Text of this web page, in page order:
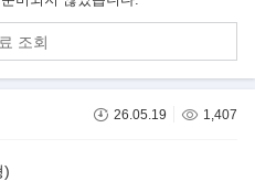
조회
26.05.19 1,407
)